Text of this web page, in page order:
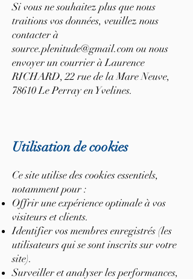
Si vous ne souhaitez plus que nous
traitions vos données, veuillez nous
contacter à
source.plenitude@gmail.com ou nous
envoyer un courrier à Laurence
RICHARD, 22 rue de la Mare Neuve,
78610 Le Perray en Yvelines.
Utilisation de cookies
Ce site utilise des cookies essentiels,
notamment pour :
Offrir une expérience optimale à vos
visiteurs et clients.
Identifier vos membres enregistrés (les
utilisateurs qui se sont inscrits sur votre
site).
Surveiller et analyser les performances,